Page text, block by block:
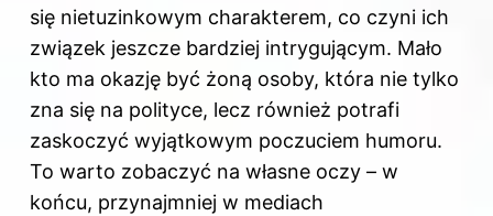
się nietuzinkowym charakterem, co czyni ich
związek jeszcze bardziej intrygującym. Mało
kto ma okazję być żoną osoby, która nie tylko
zna się na polityce, lecz również potrafi
zaskoczyć wyjątkowym poczuciem humoru.
To warto zobaczyć na własne oczy – w
końcu, przynajmniej w mediach